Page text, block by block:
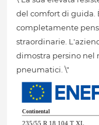
del comfort di guida.
completamente
straordinarie.
dimostra persino nel
pneumatici. \"